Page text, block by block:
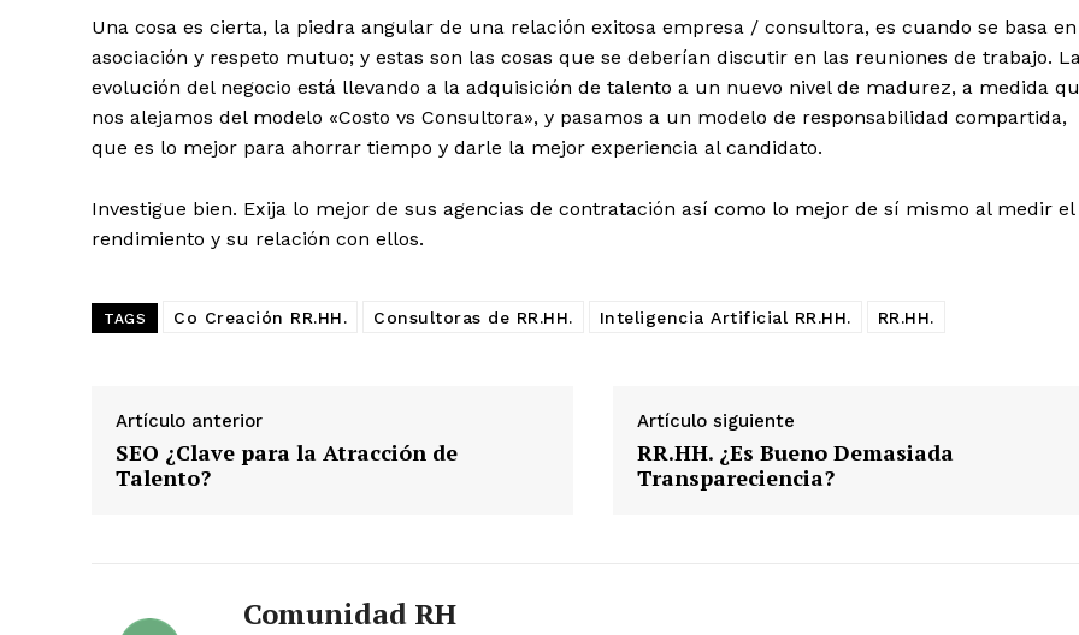
Una cosa es cierta, la piedra angular de una relación exitosa empresa / consultora, es cuando se basa en
asociación y respeto mutuo; y estas son las cosas que se deberían discutir en las reuniones de trabajo.
evolución del negocio está llevando a la adquisición de talento a un nuevo nivel de madurez, a medida
nos alejamos del modelo «Costo vs Consultora», y pasamos a un modelo de responsabilidad compartida,
que es lo mejor para ahorrar tiempo y darle la mejor experiencia al candidato.
Investigue bien. Exija lo mejor de sus agencias de contratación así como lo mejor de sí mismo al medir el
rendimiento y su relación con ellos.
TAGS Co Creación RR.HH. Consultoras de RR.HH. Inteligencia Artificial RR.HH. RR.HH.
Artículo anterior
SEO ¿Clave para la Atracción de
Talento?
Artículo siguiente
RR.HH. ¿Es Bueno Demasiada
Transpareciencia?
Comunidad RH